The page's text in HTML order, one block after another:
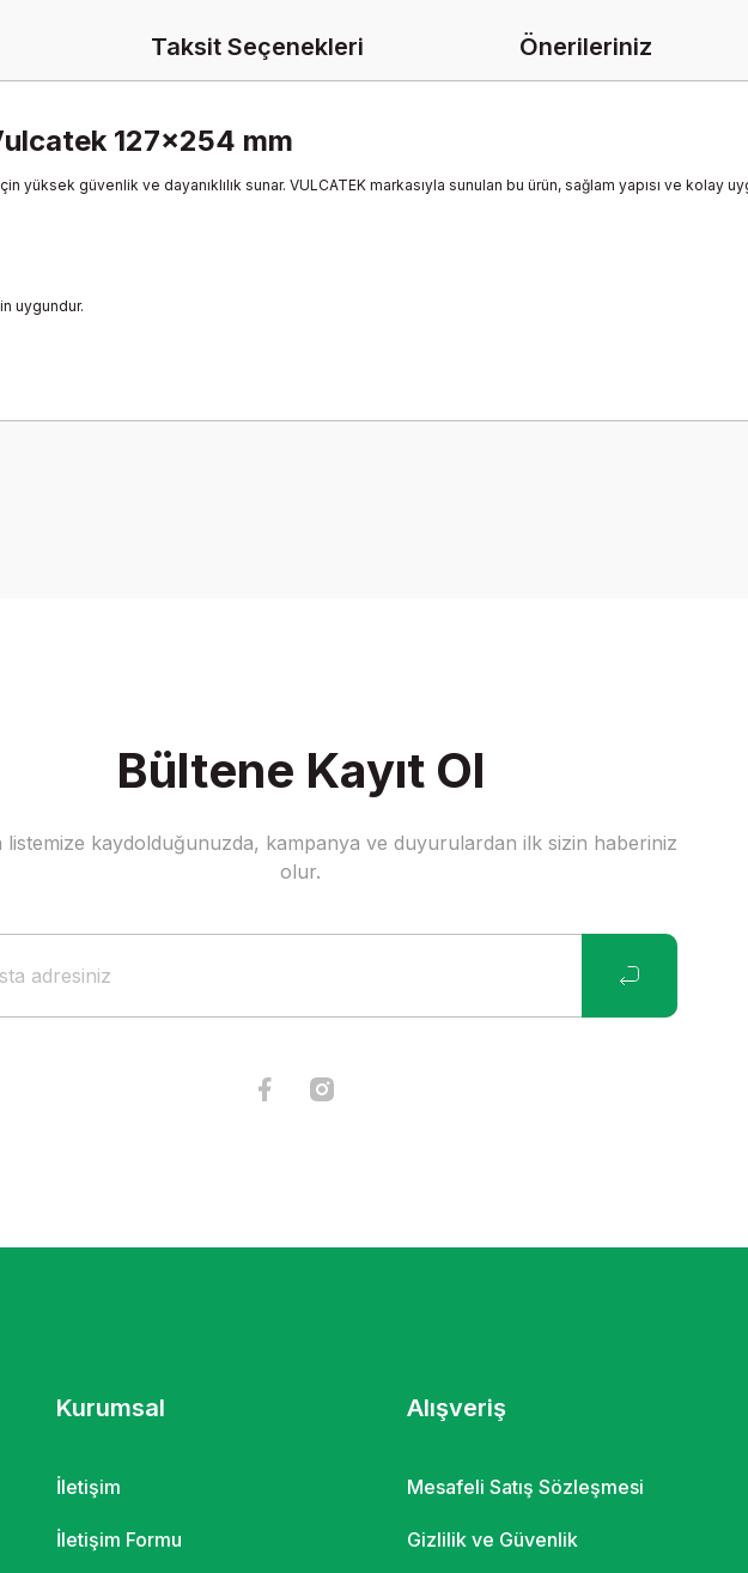
Taksit Seçenekleri Önerileriniz
127x254 mm
yüksek güvenlik ve dayanıklılık sunar. VULCATEK markasıyla sunulan bu ürün, sağlam yapısı ve kolay
uygundur.
Gönder
Bültene Kayıt Ol
listemize kaydolduğunuzda, kampanya ve duyurulardan ilk sizin haberiniz
olur.
Kurumsal
İletişim
İletişim Formu
Alışveriş
Mesafeli Satış Sözleşmesi
Gizlilik ve Güvenlik